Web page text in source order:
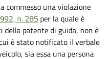
commesso una violazione
n. 285 per la quale è
della patente di guida, non è
è stato notificato il verbale
sia essa una persona